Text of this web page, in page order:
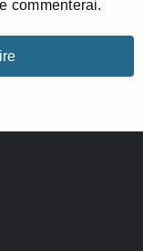
commenterai.